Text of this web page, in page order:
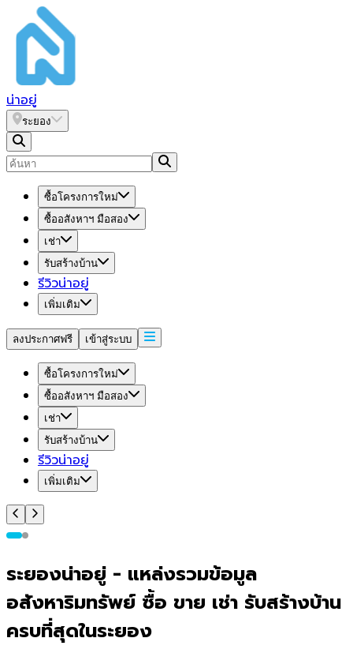
น่าอยู่
ระยอง
ซื้อโครงการใหม่
ซื้ออสังหาฯ มือสอง
เช่า
รับสร้างบ้าน
รีวิวน่าอยู่
เพิ่มเติม
ลงประกาศฟรี เข้าสู่ระบบ
ซื้อโครงการใหม่
ซื้ออสังหาฯ มือสอง
เช่า
รับสร้างบ้าน
รีวิวน่าอยู่
เพิ่มเติม
ระยองน่าอยู่ - แหล่งรวมข้อมูล
อสังหาริมทรัพย์ ซื้อ ขาย เช่า รับสร้างบ้าน
ครบที่สุดในระยอง